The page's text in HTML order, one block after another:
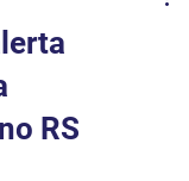
RS